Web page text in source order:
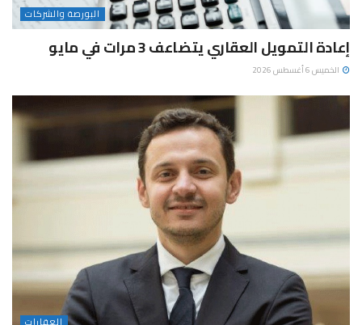
البورصة والشركات
إعادة التمويل العقاري يتضاعف 3 مرات في مايو
الخميس 6 أغسطس 2026
العقارات